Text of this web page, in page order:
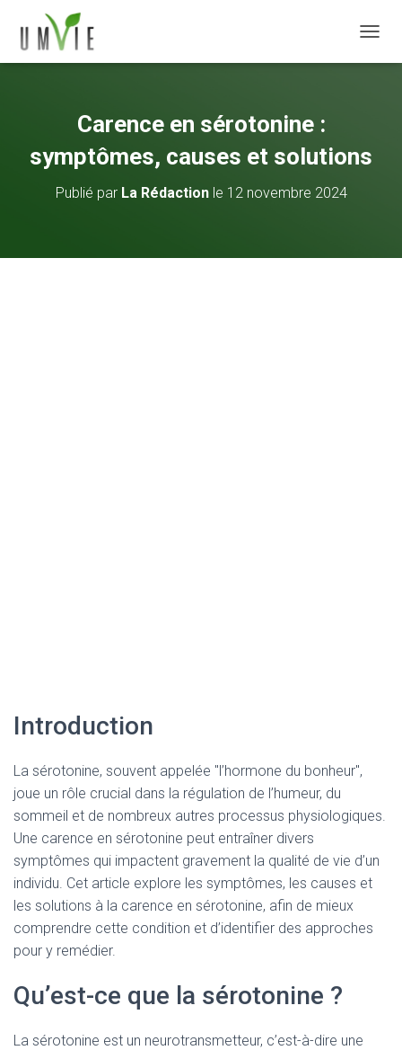
Carence en sérotonine :
symptômes, causes et solutions
Publié par La Rédactionle 12 novembre 2024
Introduction
La sérotonine, souvent appelée "l’hormone du bonheur",
joue un rôle crucial dans la régulation de l’humeur, du
sommeil et de nombreux autres processus physiologiques.
Une carence en sérotonine peut entraîner divers
symptômes qui impactent gravement la qualité de vie d’un
individu. Cet article explore les symptômes, les causes et
les solutions à la carence en sérotonine, afin de mieux
comprendre cette condition et d’identifier des approches
pour y remédier.
Qu’est-ce que la sérotonine ?
La sérotonine est un neurotransmetteur, c’est-à-dire une